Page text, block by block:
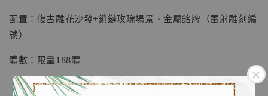
配置：復古雕花沙發+鎖鏈玫瑰場景、金屬銘牌（雷射雕刻編
號）
體數：限量188體